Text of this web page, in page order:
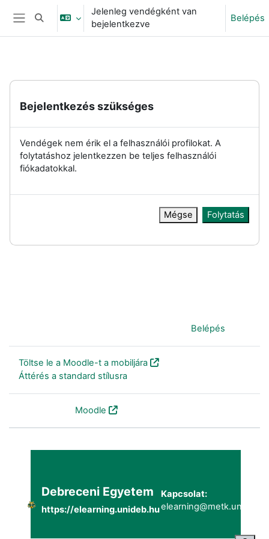
Tovább a fő tartalomhoz
Oldalpanel
Keresési bemeneti adatok váltása
Jelenleg vendégként van
bejelentkezve
Belépés
Bejelentkezés szükséges
Vendégek nem érik el a felhasználói profilokat. A
folytatáshoz jelentkezzen be teljes felhasználói
fiókadatokkal.
Mégse Folytatás
Belépés
Töltse le a Moodle-t a mobiljára
Áttérés a standard stílusra
Moodle
Debreceni Egyetem
https://elearning.unideb.hu
Kapcsolat: